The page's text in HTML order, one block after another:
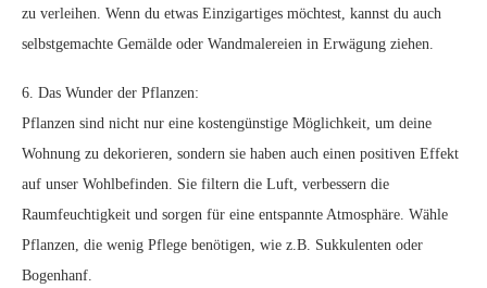
zu verleihen. Wenn du etwas Einzigartiges möchtest, kannst du auch
selbstgemachte Gemälde oder Wandmalereien in Erwägung ziehen.
6. Das Wunder der Pflanzen:
Pflanzen sind nicht nur eine kostengünstige Möglichkeit, um deine
Wohnung zu dekorieren, sondern sie haben auch einen positiven Effekt
auf unser Wohlbefinden. Sie filtern die Luft, verbessern die
Raumfeuchtigkeit und sorgen für eine entspannte Atmosphäre. Wähle
Pflanzen, die wenig Pflege benötigen, wie z.B. Sukkulenten oder
Bogenhanf.